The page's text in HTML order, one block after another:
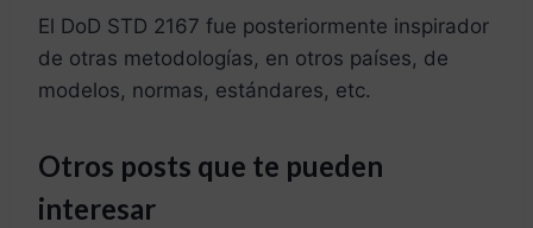
El DoD STD 2167 fue posteriormente inspirador
de otras metodologías, en otros países, de
modelos, normas, estándares, etc.
Otros posts que te pueden
interesar